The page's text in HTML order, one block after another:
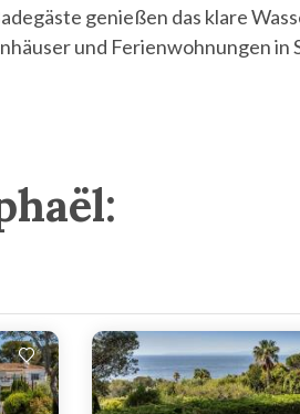
genießen das klare
und Ferienwohnungen in